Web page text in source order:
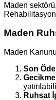
Maden
Maden
Maden
Son
Gecikme
Ruhsat